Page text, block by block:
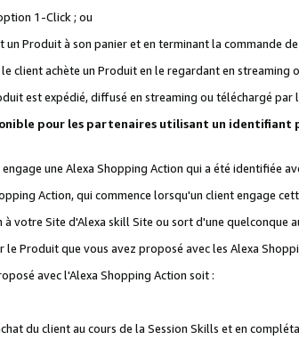
1-Click ; ou
Produit à son panier et en terminant la commande
client achète un Produit en le regardant en streaming
est expédié, diffusé en streaming ou téléchargé par
pour les partenaires utilisant un identifiant
une Alexa Shopping Action qui a été identifiée
Action, qui commence lorsqu'un client engage
votre Site d'Alexa skill Site ou sort d'une quelconque
Produit que vous avez proposé avec les Alexa
avec l'Alexa Shopping Action soit :
du client au cours de la Session Skills et en